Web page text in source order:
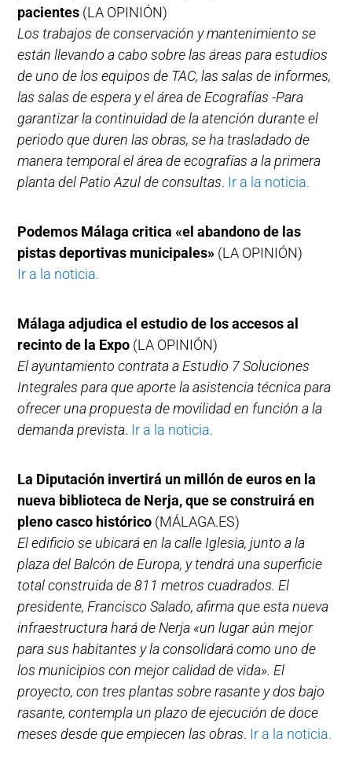
pacientes (LA OPINIÓN)
Los trabajos de conservación y mantenimiento se
están llevando a cabo sobre las áreas para estudios
de uno de los equipos de TAC, las salas de informes,
las salas de espera y el área de Ecografías -Para
garantizar la continuidad de la atención durante el
periodo que duren las obras, se ha trasladado de
manera temporal el área de ecografías a la primera
planta del Patio Azul de consultas. Ir a la noticia.
Podemos Málaga critica «el abandono de las
pistas deportivas municipales» (LA OPINIÓN)
Ir a la noticia.
Málaga adjudica el estudio de los accesos al
recinto de la Expo (LA OPINIÓN)
El ayuntamiento contrata a Estudio 7 Soluciones
Integrales para que aporte la asistencia técnica para
ofrecer una propuesta de movilidad en función a la
demanda prevista. Ir a la noticia.
La Diputación invertirá un millón de euros en la
nueva biblioteca de Nerja, que se construirá en
pleno casco histórico (MÁLAGA.ES)
El edificio se ubicará en la calle Iglesia, junto a la
plaza del Balcón de Europa, y tendrá una superficie
total construida de 811 metros cuadrados. El
presidente, Francisco Salado, afirma que esta nueva
infraestructura hará de Nerja «un lugar aún mejor
para sus habitantes y la consolidará como uno de
los municipios con mejor calidad de vida». El
proyecto, con tres plantas sobre rasante y dos bajo
rasante, contempla un plazo de ejecución de doce
meses desde que empiecen las obras. Ir a la noticia.